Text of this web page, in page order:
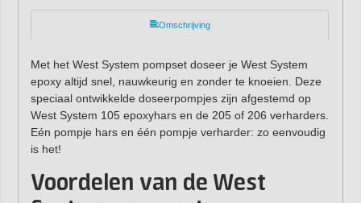
Omschrijving
Met het West System pompset doseer je West System
epoxy altijd snel, nauwkeurig en zonder te knoeien. Deze
speciaal ontwikkelde doseerpompjes zijn afgestemd op
West System 105 epoxyhars en de 205 of 206 verharders.
Eén pompje hars en één pompje verharder: zo eenvoudig
is het!
Voordelen van de West